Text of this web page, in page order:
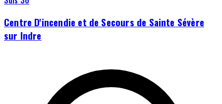
Centre D'incendie et de Secours de Sainte Sévère
sur Indre